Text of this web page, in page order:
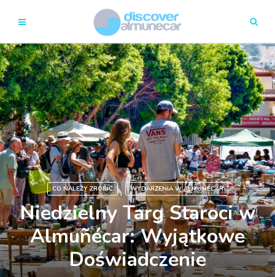
CO NALEŻY ZROBIĆ WYDARZENIA W ALMUÑÉCAR
Niedzielny Targ Staroci w
Almuñécar: Wyjątkowe
Doświadczenie